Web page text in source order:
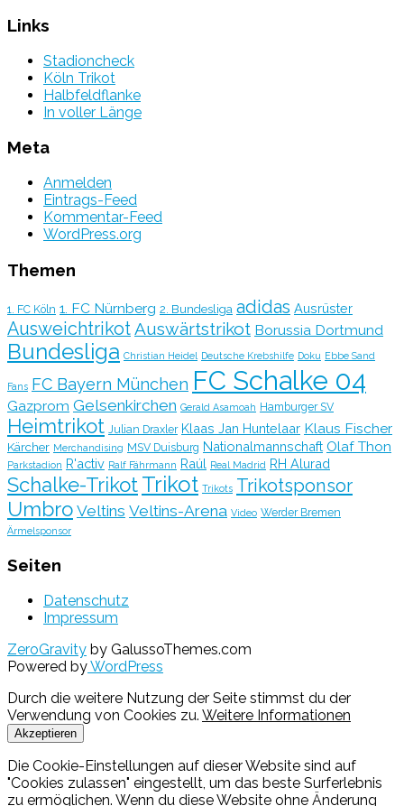
Links
Stadioncheck
Köln Trikot
Halbfeldflanke
In voller Länge
Meta
Anmelden
Eintrags-Feed
Kommentar-Feed
WordPress.org
Themen
1. FC Köln 1. FC Nürnberg 2. Bundesliga adidas Ausrüster
AusweichtrikotAuswärtstrikot Borussia Dortmund
Bundesliga Christian Heidel Deutsche Krebshilfe Doku Ebbe Sand
Fans FC Bayern München FC Schalke 04
Gazprom Gelsenkirchen Gerald Asamoah Hamburger SV
Heimtrikot Julian Draxler Klaas Jan Huntelaar Klaus Fischer
Kärcher Merchandising MSV Duisburg Nationalmannschaft Olaf Thon
Parkstadion R'activ Ralf Fährmann Raúl Real Madrid RH Alurad
Schalke-TrikotTrikot Trikots Trikotsponsor
Umbro Veltins Veltins-Arena Video Werder Bremen
Ärmelsponsor
Seiten
Datenschutz
Impressum
ZeroGravity by GalussoThemes.com
Powered byWordPress
Durch die weitere Nutzung der Seite stimmst du der
Verwendung von Cookies zu. Weitere Informationen
Akzeptieren
Die Cookie-Einstellungen auf dieser Website sind auf
"Cookies zulassen" eingestellt, um das beste Surferlebnis
zu ermöglichen. Wenn du diese Website ohne Änderung